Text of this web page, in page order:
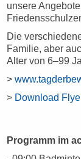
unsere
Die
Familie, aber
Alter von 6–99
>
> Download
Programm im